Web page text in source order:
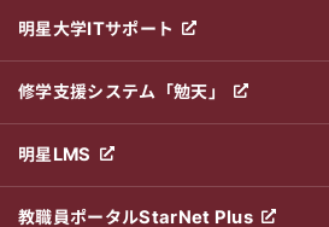
明星大学ITサポート
修学支援システム「勉天」
明星LMS
教職員ポータルStarNet Plus